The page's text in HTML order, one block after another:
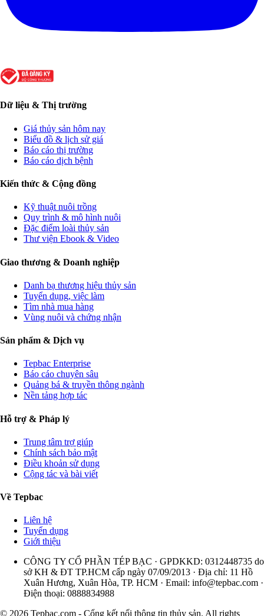
Dữ liệu & Thị trường
Giá thủy sản hôm nay
Biểu đồ & lịch sử giá
Báo cáo thị trường
Báo cáo dịch bệnh
Kiến thức & Cộng đồng
Kỹ thuật nuôi trồng
Quy trình & mô hình nuôi
Đặc điểm loài thủy sản
Thư viện Ebook & Video
Giao thương & Doanh nghiệp
Danh bạ thương hiệu thủy sản
Tuyển dụng, việc làm
Tìm nhà mua hàng
Vùng nuôi và chứng nhận
Sản phẩm & Dịch vụ
Tepbac Enterprise
Báo cáo chuyên sâu
Quảng bá & truyền thông ngành
Nền tảng hợp tác
Hỗ trợ & Pháp lý
Trung tâm trợ giúp
Chính sách bảo mật
Điều khoản sử dụng
Cộng tác và bài viết
Về Tepbac
Liên hệ
Tuyển dụng
Giới thiệu
CÔNG TY CỔ PHẦN TÉP BẠC · GPDKKD: 0312448735 do
sở KH & ĐT TP.HCM cấp ngày 07/09/2013 · Địa chỉ: 11 Hồ
Xuân Hương, Xuân Hòa, TP. HCM · Email: info@tepbac.com ·
Điện thoại: 0888834988
© 2026 Tepbac.com - Cổng kết nối thông tin thủy sản. All rights